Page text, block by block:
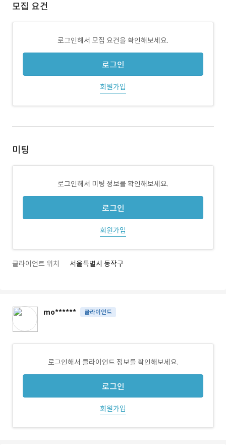
모집 요건
로그인해서 모집 요건을 확인해보세요.
로그인
회원가입
미팅
로그인해서 미팅 정보를 확인해보세요.
로그인
회원가입
클라이언트 위치 서울특별시 동작구
mo****** 클라이언트
로그인해서 클라이언트 정보를 확인해보세요.
로그인
회원가입